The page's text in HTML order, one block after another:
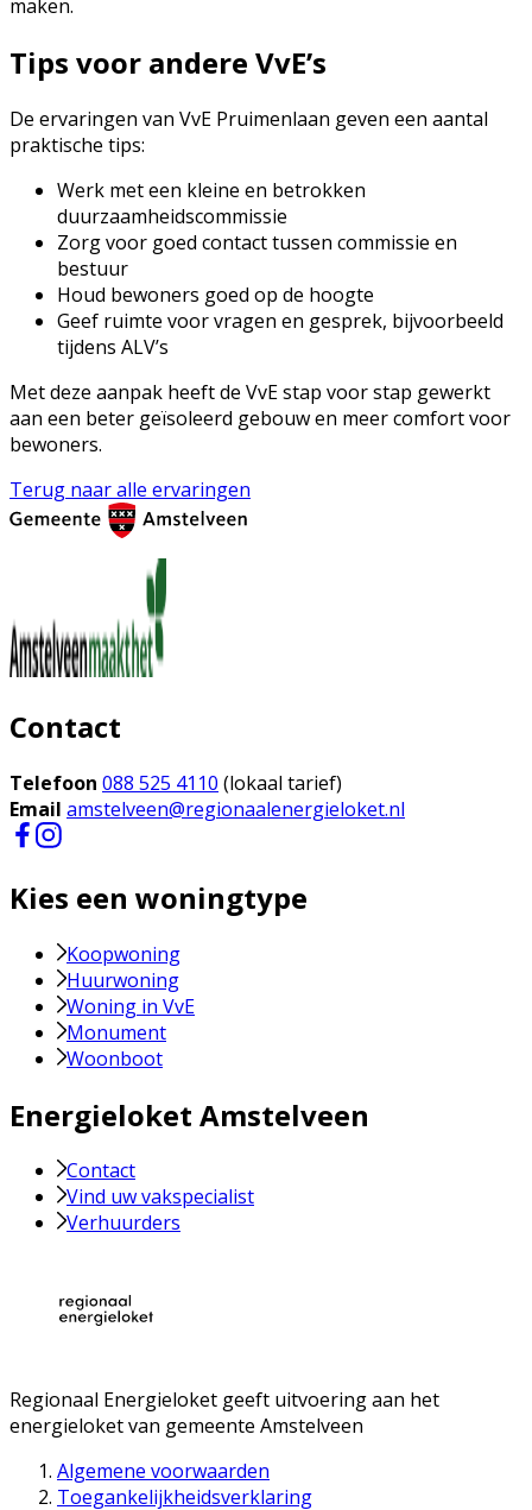
maken.
Tips voor andere VvE’s
De ervaringen van VvE Pruimenlaan geven een aantal
praktische tips:
Werk met een kleine en betrokken
duurzaamheidscommissie
Zorg voor goed contact tussen commissie en
bestuur
Houd bewoners goed op de hoogte
Geef ruimte voor vragen en gesprek, bijvoorbeeld
tijdens ALV’s
Met deze aanpak heeft de VvE stap voor stap gewerkt
aan een beter geïsoleerd gebouw en meer comfort voor
bewoners.
Terug naar alle ervaringen
Contact
Telefoon 088 525 4110 (lokaal tarief)
Email amstelveen@regionaalenergieloket.nl
Kies een woningtype
Koopwoning
Huurwoning
Woning in VvE
Monument
Woonboot
Energieloket Amstelveen
Contact
Vind uw vakspecialist
Verhuurders
Regionaal Energieloket geeft uitvoering aan het
energieloket van gemeente Amstelveen
Algemene voorwaarden
Toegankelijkheidsverklaring